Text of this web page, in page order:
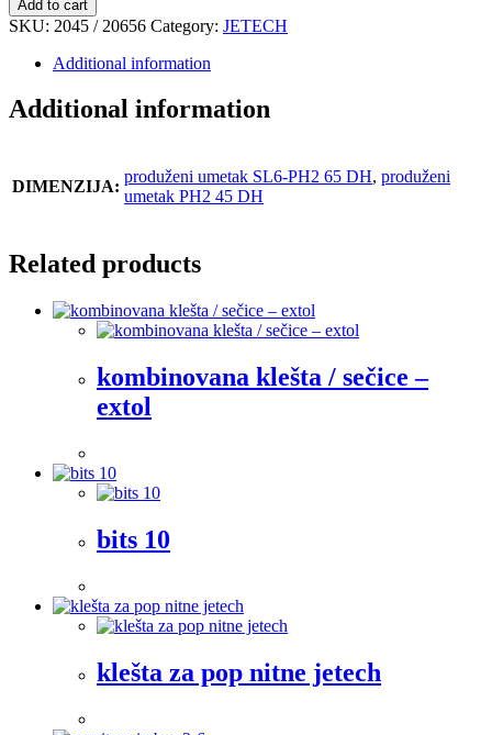
Add to cart
SKU: 2045 / 20656 Category: JETECH
Additional information
Additional information
DIMENZIJA:
produženi umetak SL6-PH2 65 DH, produženi
umetak PH2 45 DH
Related products
kombinovana klešta / sečice –
extol
bits 10
klešta za pop nitne jetech